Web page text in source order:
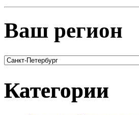
Ваш регион
Категории